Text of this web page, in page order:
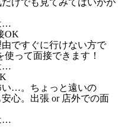
…
OK
ですぐに行けない方で
使って面接できます！
…
い…。ちょっと遠いの
心。出張 or 店外での面
…